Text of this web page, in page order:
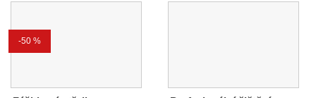
-50 %